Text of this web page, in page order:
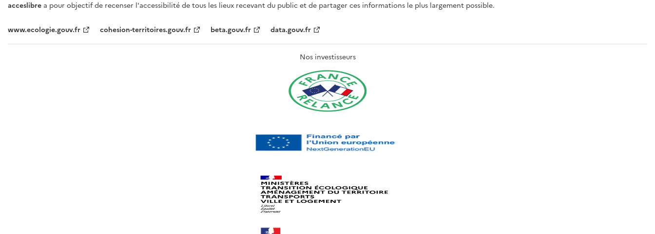
acceslibre a pour objectif de recenser l'accessibilité de tous les lieux recevant du public et de partager ces informations le plus largement possible.
www.ecologie.gouv.fr cohesion-territoires.gouv.fr beta.gouv.fr data.gouv.fr
Nos investisseurs